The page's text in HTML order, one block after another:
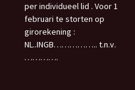
per individueel lid . Voor 1
februari te storten op
girorekening :
NL..INGB…………….. t.n.v.
………….